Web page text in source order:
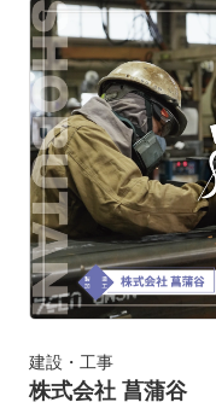
建設・工事
株式会社 菖蒲谷